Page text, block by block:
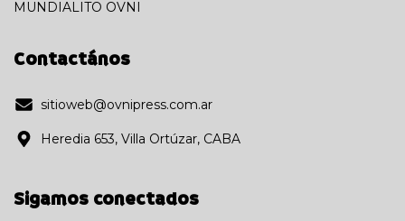
MUNDIALITO OVNI
Contactános
sitioweb@ovnipress.com.ar
Heredia 653, Villa Ortúzar, CABA
Sigamos conectados